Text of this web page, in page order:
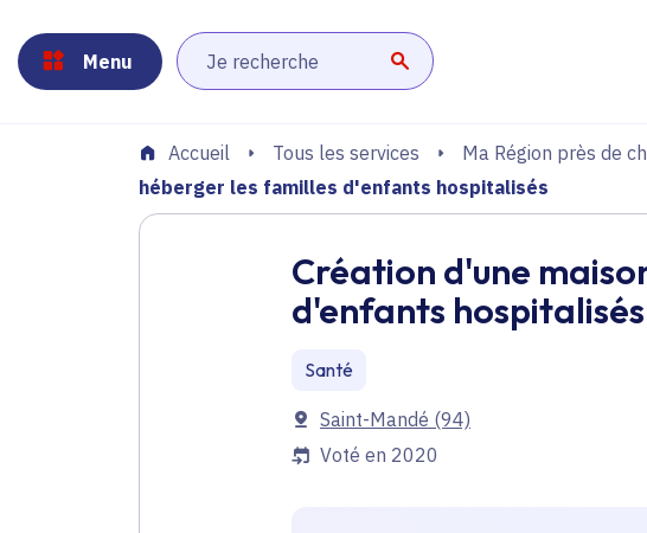
Menu
Lancer la recherche
Accueil Tous les services Ma Région près de
héberger les familles d'enfants hospitalisés
Création d'une
d'enfants hospitalisés
Santé
Communes
Saint-Mandé (94)
Voté en 2020